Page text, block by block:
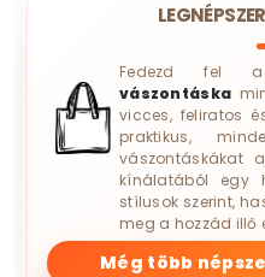
Fedezd fel a
vászontáska
vicces, feliratos
praktikus,
vászontáskákat
kínálatából egy
stílusok szerint,
meg a hozzád illő
Még több